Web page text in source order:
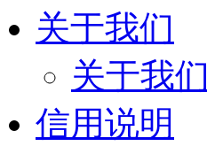
关于我们
关于我们
信用说明